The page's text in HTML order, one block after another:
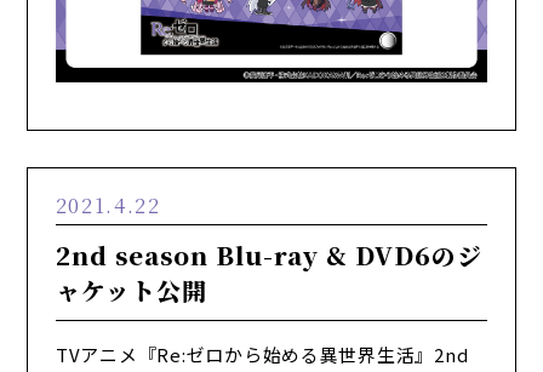
2021.4.22
2nd season Blu-ray & DVD6のジ
ャケット公開
TVアニメ『Re:ゼロから始める異世界生活』2nd